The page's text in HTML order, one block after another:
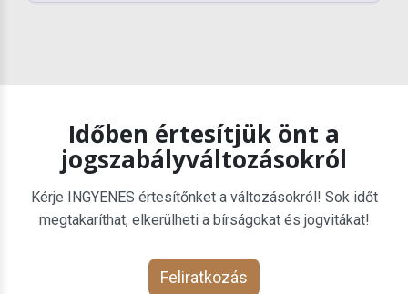
Időben értesítjük önt a
jogszabályváltozásokról
Kérje INGYENES értesítőnket a változásokról! Sok időt
megtakaríthat, elkerülheti a bírságokat és jogvitákat!
Feliratkozás